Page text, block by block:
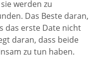
werden zu
Das Beste daran,
das erste Date nicht
daran, dass beide
zu tun haben.